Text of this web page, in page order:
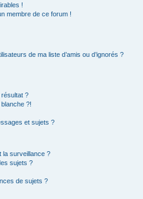
!
membre de ce forum !
de ma liste d’amis ou d’ignorés ?
?
?!
et sujets ?
la surveillance ?
sujets ?
de sujets ?